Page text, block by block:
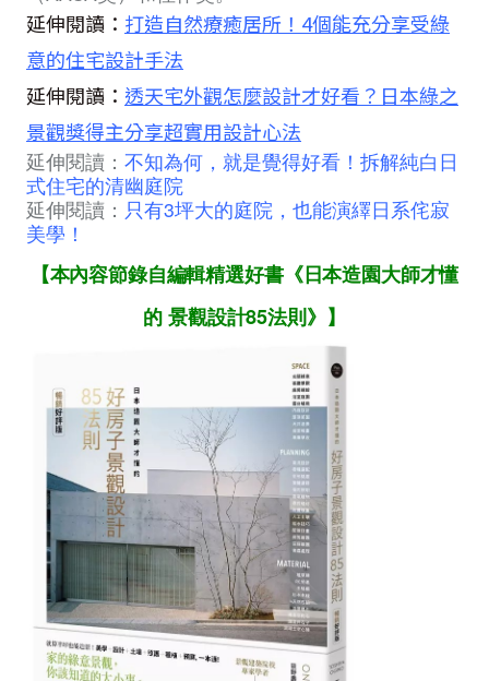
延伸閱讀： 打造自然療癒居所！4個能充分享受綠
意的住宅設計手法
延伸閱讀： 透天宅外觀怎麼設計才好看？日本綠之
景觀獎得主分享超實用設計心法
延伸閱讀： 不知為何，就是覺得好看！拆解純白日
式住宅的清幽庭院
延伸閱讀： 只有3坪大的庭院，也能演繹日系侘寂
美學！
【本內容節錄自編輯精選好書《日本造園大師才懂
的 景觀設計85法則》】